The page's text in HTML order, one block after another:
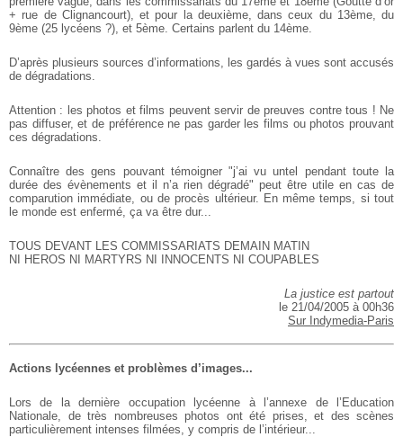
+ rue de Clignancourt), et pour la deuxième, dans ceux du 13ème, du
9ème (25 lycéens ?), et 5ème. Certains parlent du 14ème.
D’après plusieurs sources d’informations, les gardés à vues sont accusés
de dégradations.
Attention : les photos et films peuvent servir de preuves contre tous ! Ne
pas diffuser, et de préférence ne pas garder les films ou photos prouvant
ces dégradations.
Connaître des gens pouvant témoigner "j’ai vu untel pendant toute la
durée des évènements et il n’a rien dégradé" peut être utile en cas de
comparution immédiate, ou de procès ultérieur. En même temps, si tout
le monde est enfermé, ça va être dur...
TOUS DEVANT LES COMMISSARIATS DEMAIN MATIN
NI HEROS NI MARTYRS NI INNOCENTS NI COUPABLES
La justice est partout
le 21/04/2005 à 00h36
Sur Indymedia-Paris
Actions lycéennes et problèmes d’images...
Lors de la dernière occupation lycéenne à l’annexe de l’Education
Nationale, de très nombreuses photos ont été prises, et des scènes
particulièrement intenses filmées, y compris de l’intérieur...